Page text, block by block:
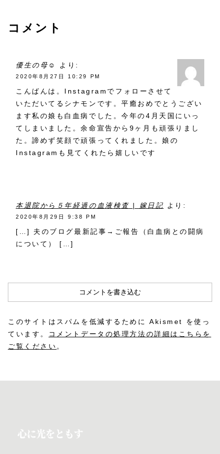
コメント
優生の母☺︎ より:
2020年8月27日 10:29 PM
こんばんは。Instagramでフォローさせて
いただいてるシナモンです。平癒おめでとうござい
ます私の娘も白血病でした。今年の4月天国にいっ
てしまいました。余命宣告から9ヶ月も頑張りまし
た。諦めず笑顔で頑張ってくれました。娘の
Instagramも見てくれたら嬉しいです
本退院から５年経過の血液検査 | 嫁日記 より:
2020年8月29日 9:38 PM
[…] 夫のブログ最新記事→ご報告（白血病との闘病
について） […]
コメントを書き込む
このサイトはスパムを低減するために Akismet を使っ
ています。
コメントデータの処理方法の詳細はこちらを
ご覧ください。